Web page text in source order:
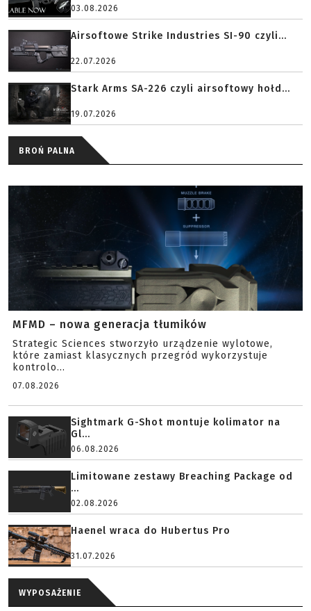
03.08.2026
Airsoftowe Strike Industries SI-90 czyli...
22.07.2026
Stark Arms SA-226 czyli airsoftowy hołd...
19.07.2026
BROŃ PALNA
MFMD – nowa generacja tłumików
Strategic Sciences stworzyło urządzenie wylotowe,
które zamiast klasycznych przegród wykorzystuje
kontrolo...
07.08.2026
Sightmark G-Shot montuje kolimator na
Gl...
06.08.2026
Limitowane zestawy Breaching Package od
...
02.08.2026
Haenel wraca do Hubertus Pro
31.07.2026
WYPOSAŻENIE